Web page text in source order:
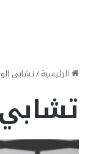
الرئيسية/تشابي